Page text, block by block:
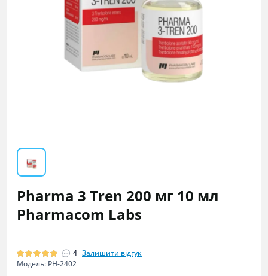
Pharma 3 Tren 200 мг 10 мл
Pharmacom Labs
4 Залишити відгук
Модель: PH-2402